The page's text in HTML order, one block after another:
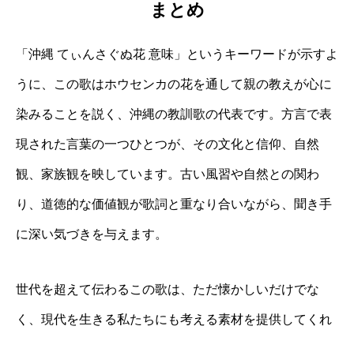
まとめ
「沖縄 てぃんさぐぬ花 意味」というキーワードが示すよ
うに、この歌はホウセンカの花を通して親の教えが心に
染みることを説く、沖縄の教訓歌の代表です。方言で表
現された言葉の一つひとつが、その文化と信仰、自然
観、家族観を映しています。古い風習や自然との関わ
り、道徳的な価値観が歌詞と重なり合いながら、聞き手
に深い気づきを与えます。
世代を超えて伝わるこの歌は、ただ懐かしいだけでな
く、現代を生きる私たちにも考える素材を提供してくれ